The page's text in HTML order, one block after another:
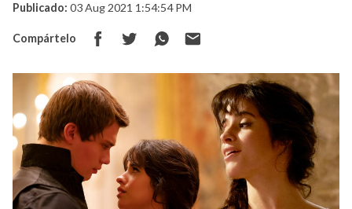
Publicado: 03 Aug 2021 1:54:54 PM
Compártelo